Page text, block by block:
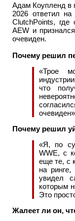
Адам Коупленд в
2026 ответил
ClutchPoints, где
AEW и
очевиден.
Почему решил
«Трое
что
очевиден»
Почему решил
«Я, по
WWE, с
еще те, с
на
увидел
которым
Это
Жалеет ли он,